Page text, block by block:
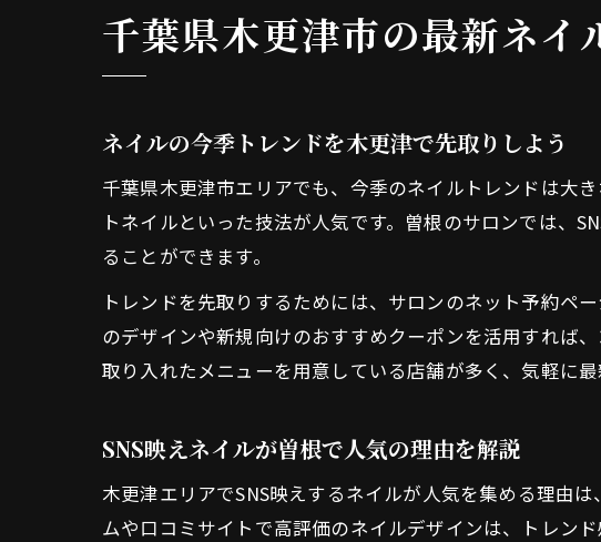
韓国
リー
千葉県木更津市の最新ネイ
ネイルの今季トレンドを木更津で先取りしよう
千葉県木更津市エリアでも、今季のネイルトレンドは大
トネイルといった技法が人気です。曽根のサロンでは、
ることができます。
トレンドを先取りするためには、サロンのネット予約ペ
のデザインや新規向けのおすすめクーポンを活用すれば
取り入れたメニューを用意している店舗が多く、気軽に
SNS映えネイルが曽根で人気の理由を解説
木更津エリアでSNS映えするネイルが人気を集める理由
ムや口コミサイトで高評価のネイルデザインは、トレン